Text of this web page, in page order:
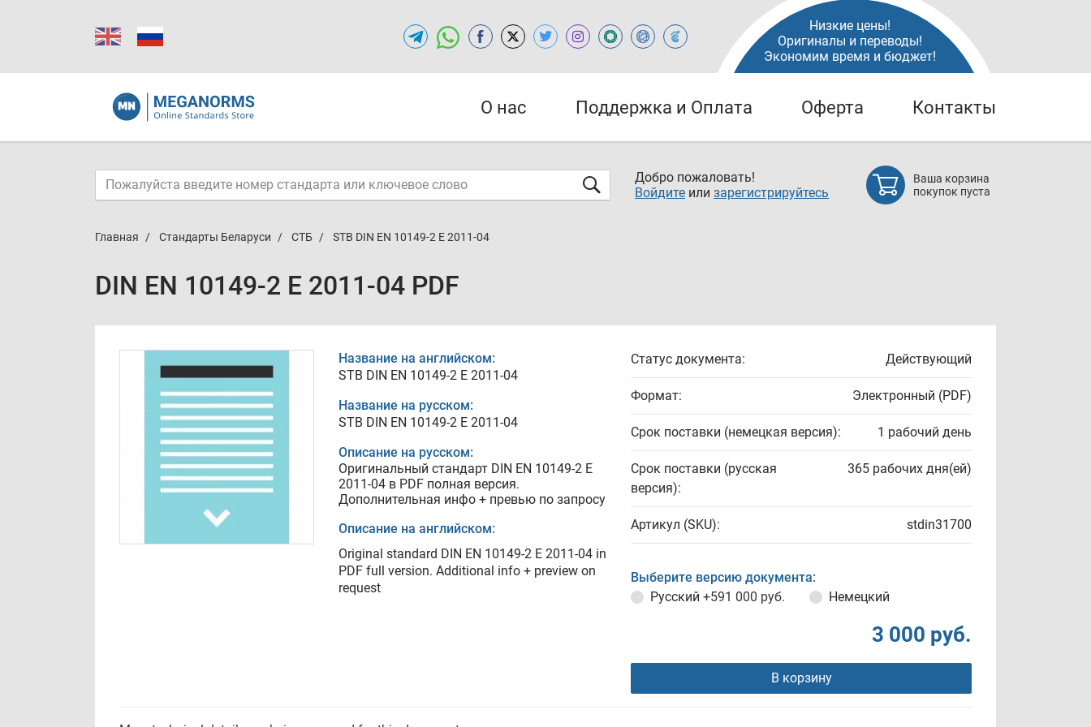
Низкие цены!
Оригиналы и переводы!
Экономим время и бюджет!
О нас Поддержка и Оплата Оферта Контакты
Добро пожаловать!
Войдите или зарегистрируйтесь
Ваша корзина
покупок пуста
Главная Стандарты Беларуси СТБ STB DIN EN 10149-2 E 2011-04
DIN EN 10149-2 E 2011-04 PDF
Название на английском:
STB DIN EN 10149-2 E 2011-04
Название на русском:
STB DIN EN 10149-2 E 2011-04
Описание на русском:
Оригинальный стандарт DIN EN 10149-2 E
2011-04 в PDF полная версия.
Дополнительная инфо + превью по запросу
Описание на английском:
Original standard DIN EN 10149-2 E 2011-04 in
PDF full version. Additional info + preview on
request
Статус документа: Действующий
Формат: Электронный (PDF)
Срок поставки (немецкая версия): 1 рабочий день
Срок поставки (русская
версия):
365 рабочих дня(ей)
Артикул (SKU): stdin31700
Выберите версию документа:
Русский +591 000 руб. Немецкий
3 000 руб.
В корзину